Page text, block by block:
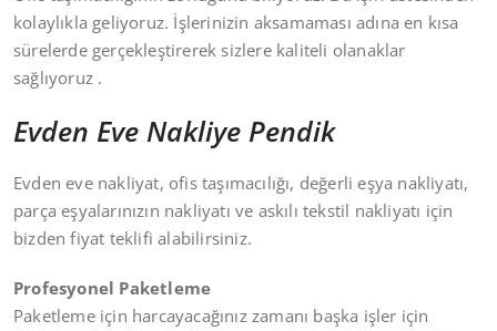
kolaylıkla geliyoruz. İşlerinizin aksamaması adına en kısa
sürelerde gerçekleştirerek sizlere kaliteli olanaklar
sağlıyoruz .
Evden Eve Nakliye Pendik
Evden eve nakliyat, ofis taşımacılığı, değerli eşya nakliyatı,
parça eşyalarınızın nakliyatı ve askılı tekstil nakliyatı için
bizden fiyat teklifi alabilirsiniz.
Profesyonel Paketleme
Paketleme için harcayacağınız zamanı başka işler için